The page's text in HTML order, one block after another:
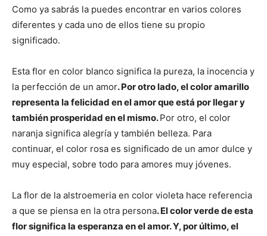
Como ya sabrás la puedes encontrar en varios colores
diferentes y cada uno de ellos tiene su propio
significado.
Esta flor en color blanco significa la pureza, la inocencia y
la perfección de un amor. Por otro lado, el color amarillo
representa la felicidad en el amor que está por llegar y
también prosperidad en el mismo.Por otro, el color
naranja significa alegría y también belleza. Para
continuar, el color rosa es significado de un amor dulce y
muy especial, sobre todo para amores muy jóvenes.
La flor de la alstroemeria en color violeta hace referencia
a que se piensa en la otra persona. El color verde de esta
flor significa la esperanza en el amor. Y, por último, el